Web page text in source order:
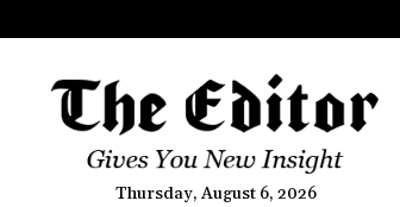
Thursday, August 6, 2026